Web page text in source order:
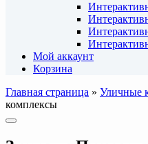
Мой аккаунт
Корзина
Главная страница » Уличные
комплексы